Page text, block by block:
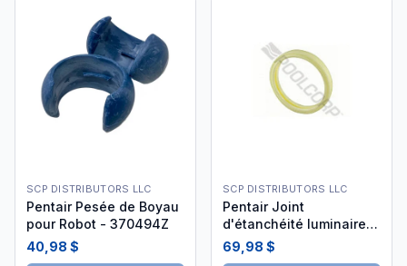
SCP DISTRIBUTORS LLC
Pentair Pesée de Boyau
pour Robot - 370494Z
40,98 $
SCP DISTRIBUTORS LLC
Pentair Joint
d'étanchéité luminaire
silicone AMP-301-8828
69,98 $